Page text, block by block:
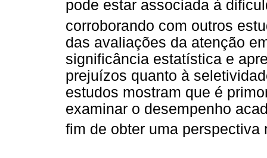
pode estar associada à
corroborando com outros
das avaliações da atenção
significância estatística e
prejuízos quanto à
estudos mostram que é
examinar o desempenho
fim de obter uma perspectiva